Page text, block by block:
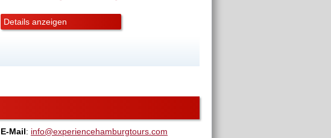
Details anzeigen
E-Mail: info@experiencehamburgtours.com